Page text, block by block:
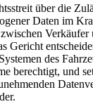
über die
Daten im
Verkäufer
Gericht
des
berechtigt, und